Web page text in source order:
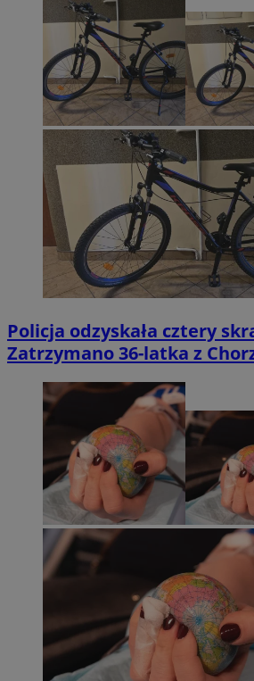
Policja odzyskała cztery
Zatrzymano 36-latka z